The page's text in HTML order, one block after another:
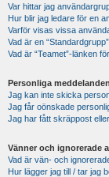
Var hittar jag
Hur blir jag ledare för en
Varför visas vissa
Vad är en
Vad är “Teamet”-länken
Personliga meddelanden
Jag kan inte skicka
Jag får oönskade
Jag har fått skräppost
Vänner och ignorerade
Vad är vän- och
Hur lägger jag till / tar jag